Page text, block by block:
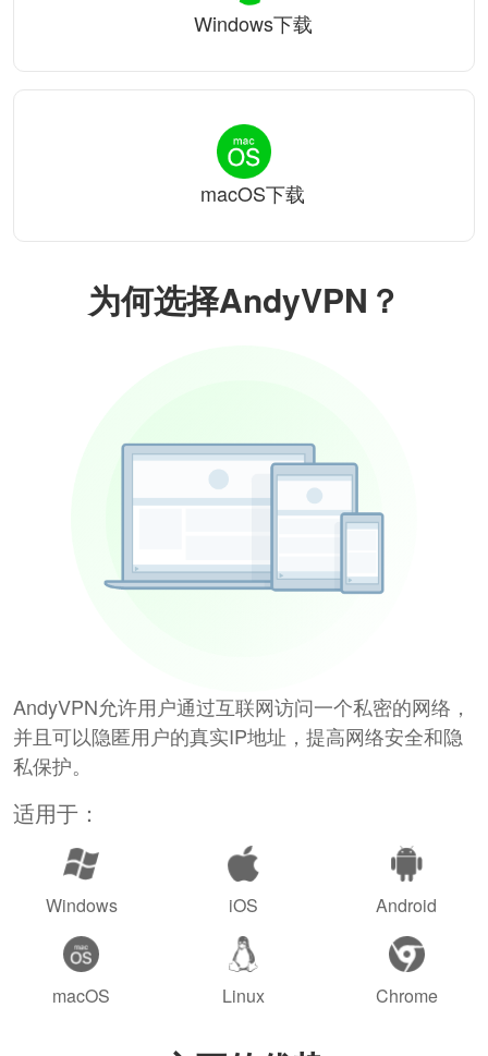
为何选择AndyVPN？
AndyVPN允许用户通过互联网访问一个私密的网络，
并且可以隐匿用户的真实IP地址，提高网络安全和隐
私保护。
适用于：
Windows iOS Android
macOS Linux Chrome
Windows下载
macOS下载